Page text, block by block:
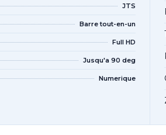
JTS
Barre tout-en-un
Full HD
Jusqu'a 90 deg
Numerique